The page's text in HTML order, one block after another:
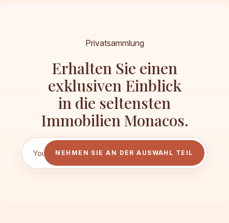
Privatsammlung
Erhalten Sie einen
exklusiven Einblick
in die seltensten
Immobilien Monacos.
NEHMEN SIE AN DER AUSWAHL TEIL